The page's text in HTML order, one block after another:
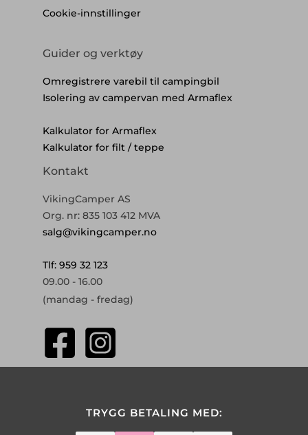
Cookie-innstillinger
Guider og verktøy
Omregistrere varebil til campingbil
Isolering av campervan med Armaflex
Kalkulator for Armaflex
Kalkulator for filt / teppe
Kontakt
VikingCamper AS
Org. nr: 835 103 412 MVA
salg@vikingcamper.no
Tlf: 959 32 123
09.00 - 16.00
(mandag - fredag)
TRYGG BETALING MED: